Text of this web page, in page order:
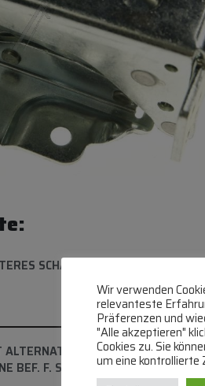
SCHARNIER
ALTERNATIV FÜR AEG 4055504197,
BEF. F. SCHLIESSDÄMPFER
Wir verwenden
relevanteste
Präferenzen und
"Alle akzeptieren"
Cookies zu. Sie
um eine